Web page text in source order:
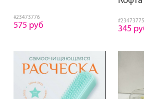
#23473776
575 руб #23473775
345